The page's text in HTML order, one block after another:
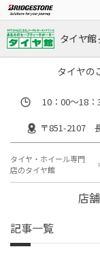
タイヤ館
タイヤの
10：00～18
〒851-2107
タイヤ・ホイール専門
店のタイヤ館
店
記事一覧